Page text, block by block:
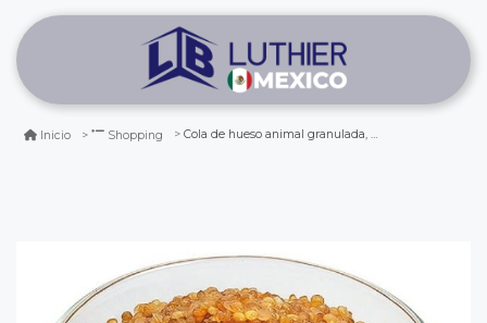
Inicio Shopping Cola de hueso animal granulada, bolsa 500 grs